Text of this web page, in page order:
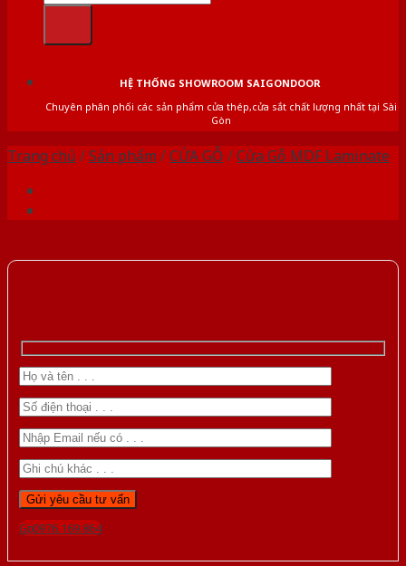
HỆ THỐNG SHOWROOM SAIGONDOOR
Chuyên phân phối các sản phẩm cửa thép,cửa sắt chất lượng nhất tại Sài
Gòn
Trang chủ /Sản phẩm /CỬA GỖ /Cửa Gỗ MDF Laminate
Gọi 0976.169.864